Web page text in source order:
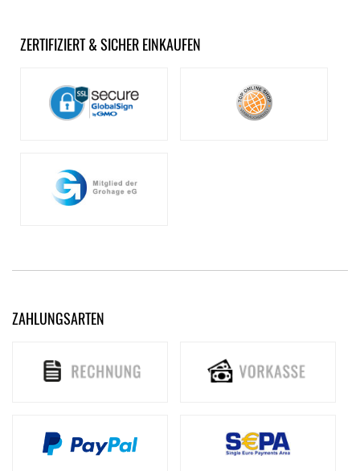
ZERTIFIZIERT & SICHER EINKAUFEN
ZAHLUNGSARTEN